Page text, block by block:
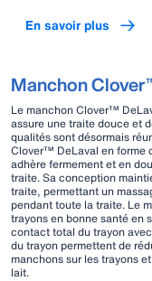
En savoir plus
Manchon
Le manchon Clover™
assure une traite douce et
qualités sont désormais
Clover™ DeLaval en forme
adhère fermement et en
traite. Sa conception
traite, permettant un
pendant toute la traite. Le
trayons en bonne santé en
contact total du trayon
du trayon permettent de
manchons sur les trayons
lait.